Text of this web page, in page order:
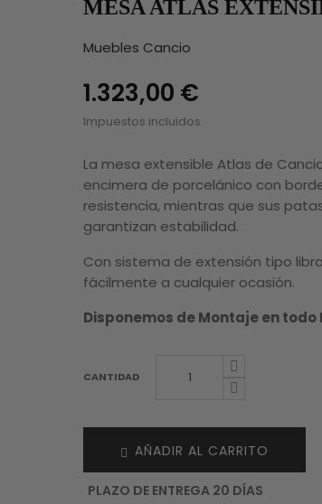
MESA ATLAS
Muebles Cancio
1.323,00 €
Impuestos incluidos
La mesa extensible Atlas de
encimera de porcelánico con
resistencia, mientras que sus
garantizan estabilidad.
Con sistema de extensión tipo
fácilmente a cualquier ocasión.
Disponemos de Montaje en
CANTIDAD
AÑADIR AL CARRITO
PLAZO DE ENTREGA 20 DÍAS